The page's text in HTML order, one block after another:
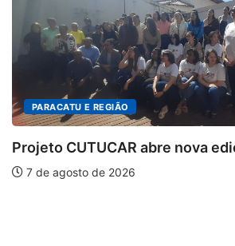
abre nova edição e semeia...
2026